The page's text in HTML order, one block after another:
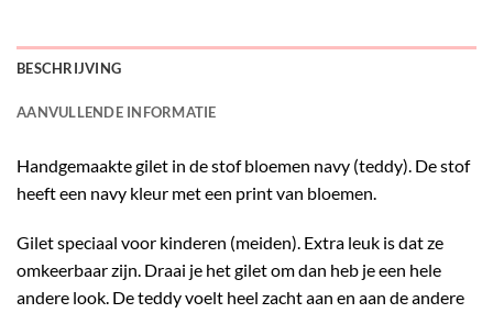
BESCHRIJVING
AANVULLENDE INFORMATIE
Handgemaakte gilet in de stof bloemen navy (teddy). De stof
heeft een navy kleur met een print van bloemen.
Gilet speciaal voor kinderen (meiden). Extra leuk is dat ze
omkeerbaar zijn. Draai je het gilet om dan heb je een hele
andere look. De teddy voelt heel zacht aan en aan de andere